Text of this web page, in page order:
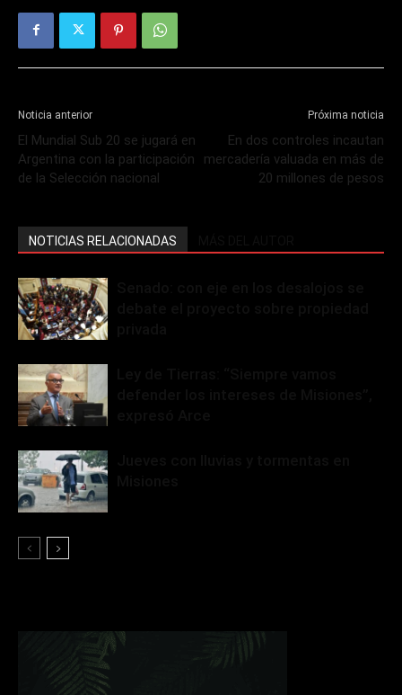
Noticia anterior
El Mundial Sub 20 se jugará en
Argentina con la participación
de la Selección nacional
Próxima noticia
En dos controles incautan
mercadería valuada en más de
20 millones de pesos
NOTICIAS RELACIONADAS